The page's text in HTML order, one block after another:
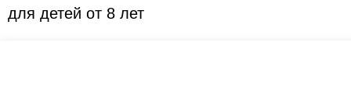
для детей от 8 лет